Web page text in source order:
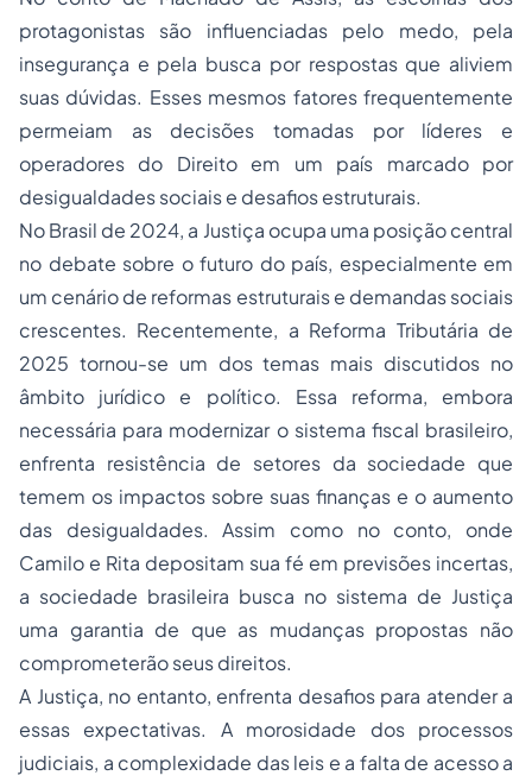
protagonistas são influenciadas pelo medo, pela
insegurança e pela busca por respostas que aliviem
suas dúvidas. Esses mesmos fatores frequentemente
permeiam as decisões tomadas por líderes e
operadores do Direito em um país marcado por
desigualdades sociais e desafios estruturais.
No Brasil de 2024, a Justiça ocupa uma posição central
no debate sobre o futuro do país, especialmente em
um cenário de reformas estruturais e demandas sociais
crescentes. Recentemente, a Reforma Tributária de
2025 tornou-se um dos temas mais discutidos no
âmbito jurídico e político. Essa reforma, embora
necessária para modernizar o sistema fiscal brasileiro,
enfrenta resistência de setores da sociedade que
temem os impactos sobre suas finanças e o aumento
das desigualdades. Assim como no conto, onde
Camilo e Rita depositam sua fé em previsões incertas,
a sociedade brasileira busca no sistema de Justiça
uma garantia de que as mudanças propostas não
comprometerão seus direitos.
A Justiça, no entanto, enfrenta desafios para atender a
essas expectativas. A morosidade dos processos
judiciais, a complexidade das leis e a falta de acesso a